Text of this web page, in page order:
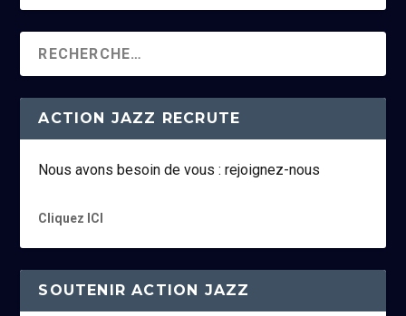
ACTION JAZZ RECRUTE
Nous avons besoin de vous : rejoignez-nous
Cliquez ICI
SOUTENIR ACTION JAZZ